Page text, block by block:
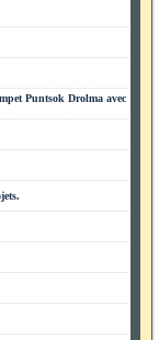
Puntsok Drolma avec